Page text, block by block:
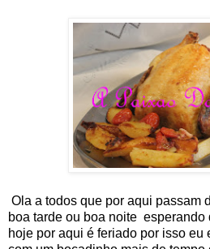
Ola a todos que por aqui passam
boa tarde ou boa noite esperando
hoje por aqui é feriado por isso eu